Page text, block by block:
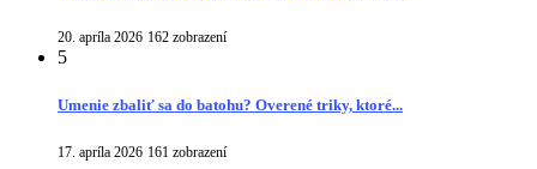
20. apríla 2026 162 zobrazení
5
Umenie zbaliť sa do batohu? Overené triky, ktoré...
17. apríla 2026 161 zobrazení